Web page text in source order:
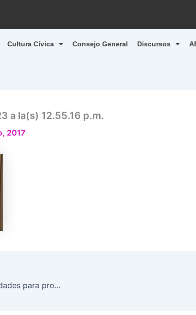
Cultura Cívica Consejo General Discursos
a la(s) 12.55.16 p.m.
2017
La FEPADE se coordina con diversas autoridades para proteger la realización de las elecciones